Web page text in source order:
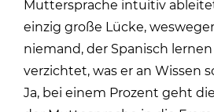
Muttersprache intuitiv
einzig große Lücke,
niemand, der Spanisch lernen
verzichtet, was er an Wissen
Ja, bei einem Prozent geht